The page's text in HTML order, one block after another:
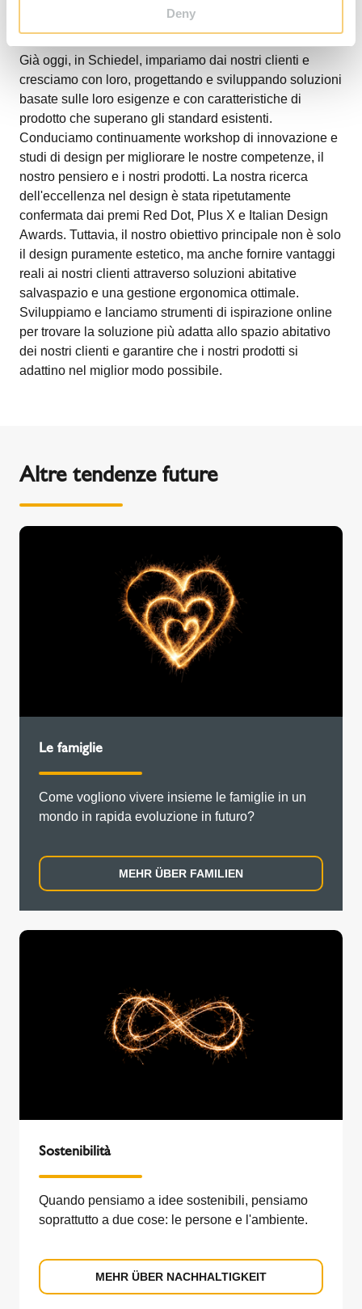
Deny
Già oggi, in Schiedel, impariamo dai nostri clienti e
cresciamo con loro, progettando e sviluppando soluzioni
basate sulle loro esigenze e con caratteristiche di
prodotto che superano gli standard esistenti.
Conduciamo continuamente workshop di innovazione e
studi di design per migliorare le nostre competenze, il
nostro pensiero e i nostri prodotti. La nostra ricerca
dell'eccellenza nel design è stata ripetutamente
confermata dai premi Red Dot, Plus X e Italian Design
Awards. Tuttavia, il nostro obiettivo principale non è solo
il design puramente estetico, ma anche fornire vantaggi
reali ai nostri clienti attraverso soluzioni abitative
salvaspazio e una gestione ergonomica ottimale.
Sviluppiamo e lanciamo strumenti di ispirazione online
per trovare la soluzione più adatta allo spazio abitativo
dei nostri clienti e garantire che i nostri prodotti si
adattino nel miglior modo possibile.
Altre tendenze future
Le famiglie
Come vogliono vivere insieme le famiglie in un
mondo in rapida evoluzione in futuro?
MEHR ÜBER FAMILIEN
Sostenibilità
Quando pensiamo a idee sostenibili, pensiamo
soprattutto a due cose: le persone e l'ambiente.
MEHR ÜBER NACHHALTIGKEIT